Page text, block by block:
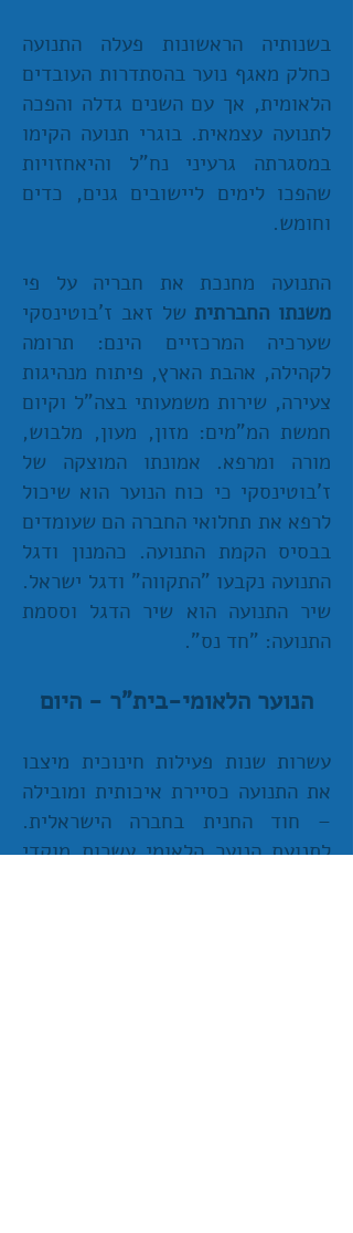
בשנותיה הראשונות פעלה התנועה
כחלק מאגף נוער בהסתדרות העובדים
הלאומית, אך עם השנים גדלה והפכה
לתנועה עצמאית. בוגרי תנועה הקימו
במסגרתה גרעיני נח"ל והיאחזויות
שהפכו לימים ליישובים גנים, כדים
וחומש.
התנועה מחנכת את חבריה על פי
משנתו החברתיתשל זאב ז'בוטינסקי
שערכיה המרכזיים הינם: תרומה
לקהילה, אהבת הארץ, פיתוח מנהיגות
צעירה, שירות משמעותי בצה"ל וקיום
חמשת המ"מים: מזון, מעון, מלבוש,
מורה ומרפא. אמונתו המוצקה של
ז'בוטינסקי כי כוח הנוער הוא שיכול
לרפא את תחלואי החברה הם שעומדים
בבסיס הקמת התנועה. כהמנון ודגל
התנועה נקבעו "התקווה" ודגל ישראל.
שיר התנועה הוא שיר הדגל וססמת
התנועה: "חד נס".
הנוער הלאומי-בית"ר - היום
עשרות שנות פעילות חינוכית מיצבו
את התנועה כסיירת איכותית ומובילה
– חוד החנית בחברה הישראלית.
לתנועת הנוער הלאומי עשרות מוקדי